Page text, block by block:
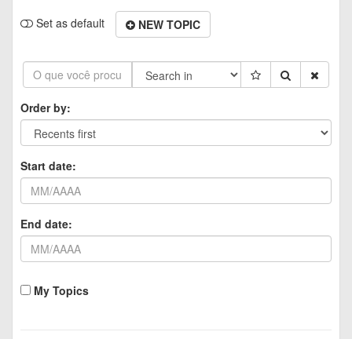
Set as default
NEW TOPIC
Order by:
Start date:
End date:
My Topics